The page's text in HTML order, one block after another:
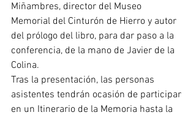
Miñambres, director del Museo
Memorial del Cinturón de Hierro y autor
del prólogo del libro, para dar paso a la
conferencia, de la mano de Javier de la
Colina.
Tras la presentación, las personas
asistentes tendrán ocasión de participar
en un Itinerario de la Memoria hasta la